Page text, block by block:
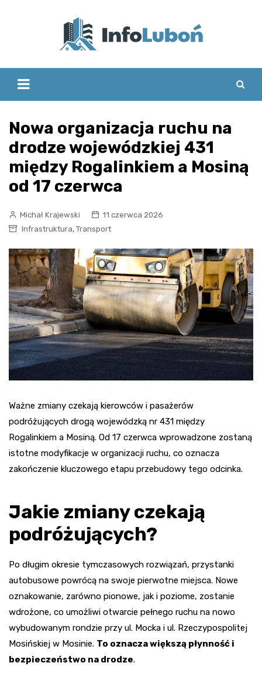
Nowa organizacja ruchu na
drodze wojewódzkiej 431
między Rogalinkiem a Mosiną
od 17 czerwca
Michał Krajewski
11 czerwca 2026
Infrastruktura, Transport
Ważne zmiany czekają kierowców i pasażerów
podróżujących drogą wojewódzką nr 431 między
Rogalinkiem a Mosiną. Od 17 czerwca wprowadzone zostaną
istotne modyfikacje w organizacji ruchu, co oznacza
zakończenie kluczowego etapu przebudowy tego odcinka.
Jakie zmiany czekają
podróżujących?
Po długim okresie tymczasowych rozwiązań, przystanki
autobusowe powrócą na swoje pierwotne miejsca. Nowe
oznakowanie, zarówno pionowe, jak i poziome, zostanie
wdrożone, co umożliwi otwarcie pełnego ruchu na nowo
wybudowanym rondzie przy ul. Mocka i ul. Rzeczypospolitej
Mosińskiej w Mosinie. To oznacza większą płynność i
bezpieczeństwo na drodze.